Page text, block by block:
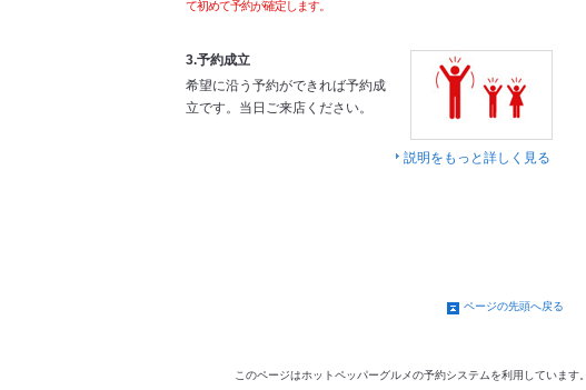
て初めて予約が確定します。
3.予約成立
希望に沿う予約ができれば予約成
立です。当日ご来店ください。
説明をもっと詳しく見る
ページの先頭へ戻る
このページはホットペッパーグルメの予約システムを利用しています。